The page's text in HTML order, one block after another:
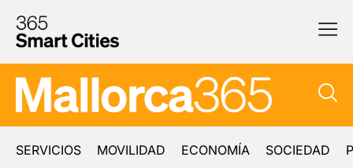
SERVICIOS MOVILIDAD ECONOMÍA SOCIEDAD